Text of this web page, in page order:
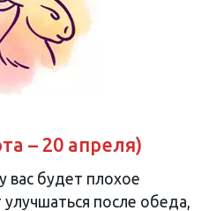
– 20 апреля)
вас будет плохое
после обеда,